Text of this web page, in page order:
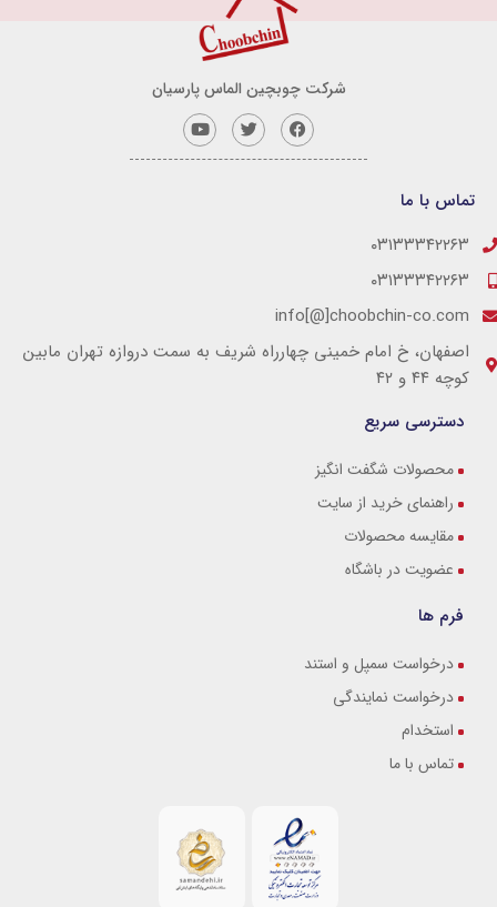
شرکت چوبچین الماس پارسیان
تماس با ما
۰۳۱۳۳۳۴۲۲۶۳
۰۳۱۳۳۳۴۲۲۶۳
info[@]choobchin-co.com
اصفهان، خ امام خمینی چهارراه شریف به سمت دروازه تهران مابین
کوچه ۴۴ و ۴۲
دسترسی سریع
محصولات شگفت انگیز
راهنمای خرید از سایت
مقایسه محصولات
عضویت در باشگاه
فرم ها
درخواست سمپل و استند
درخواست نمایندگی
استخدام
تماس با ما